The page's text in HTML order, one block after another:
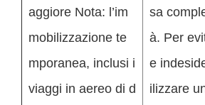
aggiore Nota: l’im
mobilizzazione te
mporanea, inclusi i
viaggi in aereo di d
sa
à. Per
e
ilizzare